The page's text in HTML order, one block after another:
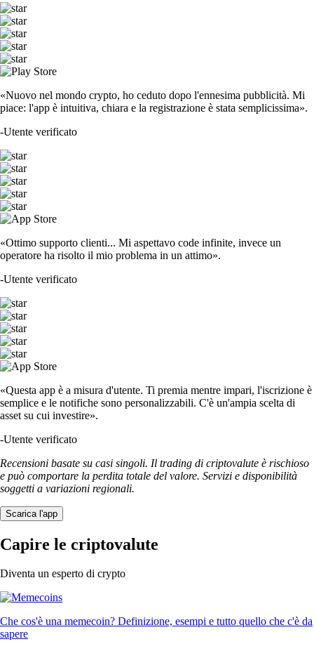
«Nuovo nel mondo crypto, ho ceduto dopo l'ennesima pubblicità. Mi
piace: l'app è intuitiva, chiara e la registrazione è stata semplicissima».
-Utente verificato
«Ottimo supporto clienti... Mi aspettavo code infinite, invece un
operatore ha risolto il mio problema in un attimo».
-Utente verificato
«Questa app è a misura d'utente. Ti premia mentre impari, l'iscrizione è
semplice e le notifiche sono personalizzabili. C'è un'ampia scelta di
asset su cui investire».
-Utente verificato
Recensioni basate su casi singoli. Il trading di criptovalute è rischioso
e può comportare la perdita totale del valore. Servizi e disponibilità
soggetti a variazioni regionali.
Scarica l'app
Capire le criptovalute
Diventa un esperto di crypto
Che cos'è una memecoin? Definizione, esempi e tutto quello che c'è da
sapere